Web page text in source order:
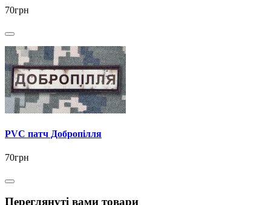
70грн
PVC патч Добропілля
70грн
Переглянуті вами товари